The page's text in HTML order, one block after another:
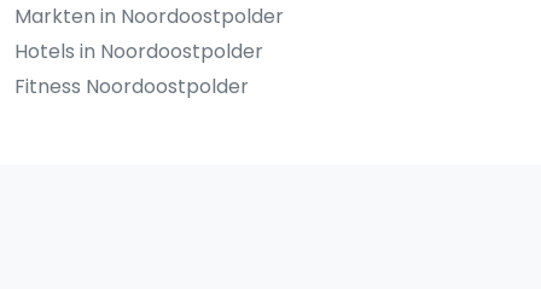
Markten in Noordoostpolder
Hotels in Noordoostpolder
Fitness Noordoostpolder